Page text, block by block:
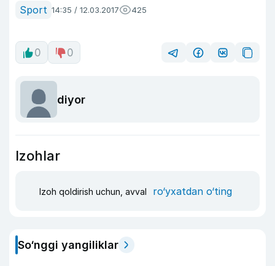
Sport 14:35 / 12.03.2017 425
0 0
diyor
Izohlar
Izoh qoldirish uchun, avval ro‘yxatdan o‘ting
So‘nggi yangiliklar